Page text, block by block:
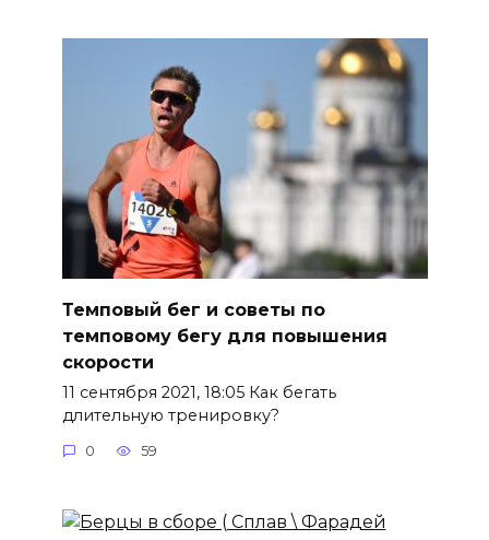
Темповый бег и советы по
темповому бегу для повышения
скорости
11 сентября 2021, 18:05 Как бегать
длительную тренировку?
0 59